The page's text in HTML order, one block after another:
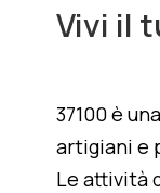
Vivi il
37100 è
artigiani e
Le attività